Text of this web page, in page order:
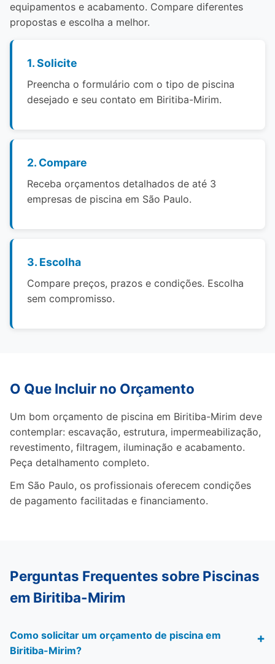
equipamentos e acabamento. Compare diferentes
propostas e escolha a melhor.
1. Solicite
Preencha o formulário com o tipo de piscina
desejado e seu contato em Biritiba-Mirim.
2. Compare
Receba orçamentos detalhados de até 3
empresas de piscina em São Paulo.
3. Escolha
Compare preços, prazos e condições. Escolha
sem compromisso.
O Que Incluir no Orçamento
Um bom orçamento de piscina em Biritiba-Mirim deve
contemplar: escavação, estrutura, impermeabilização,
revestimento, filtragem, iluminação e acabamento.
Peça detalhamento completo.
Em São Paulo, os profissionais oferecem condições
de pagamento facilitadas e financiamento.
Perguntas Frequentes sobre Piscinas
em Biritiba-Mirim
Como solicitar um orçamento de piscina em
Biritiba-Mirim?